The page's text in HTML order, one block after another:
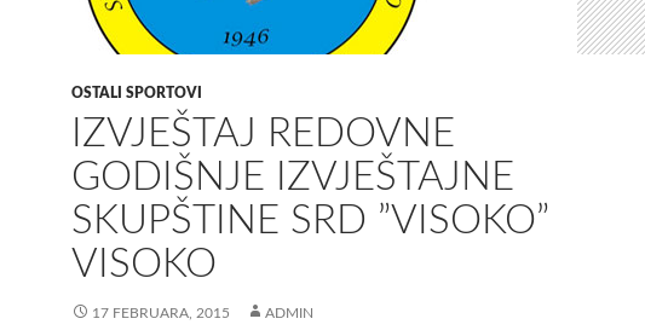
OSTALI SPORTOVI
IZVJEŠTAJ REDOVNE
GODIŠNJE IZVJEŠTAJNE
SKUPŠTINE SRD ”VISOKO”
VISOKO
17 FEBRUARA, 2015 ADMIN